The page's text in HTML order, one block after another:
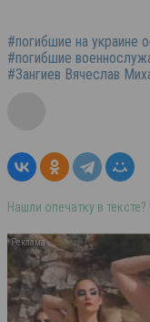
#погибшие на украине
#погибшие
#Зангиев Вячеслав
Нашли опечатку в